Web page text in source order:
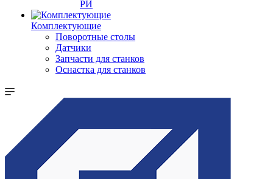
РИ
Комплектующие
Поворотные столы
Датчики
Запчасти для станков
Оснастка для станков